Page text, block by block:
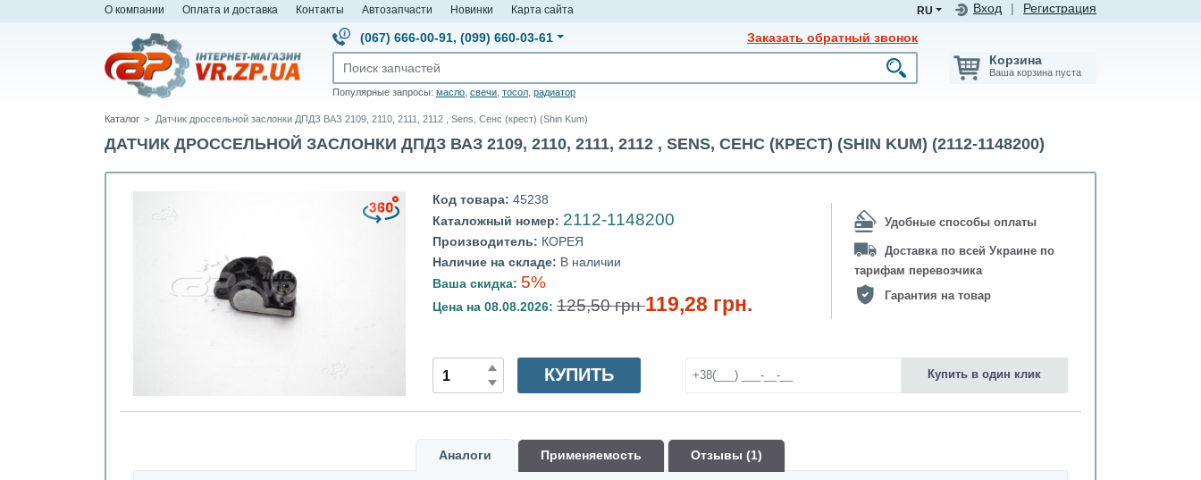
О компании Оплата и доставка Контакты Автозапчасти Новинки Карта сайта Вход Регистрация
RU
(067) 666-00-91, (099) 660-03-61 Заказать обратный звонок
Популярные запросы: масло свечи тосол радиатор
Корзина
Ваша корзина пуста
Каталог Датчик дроссельной заслонки ДПДЗ ВАЗ 2109, 2110, 2111, 2112 , Sens, Сенс (крест) (Shin Kum)
ДАТЧИК ДРОССЕЛЬНОЙ ЗАСЛОНКИ ДПДЗ ВАЗ 2109, 2110, 2111, 2112 , SENS, СЕНС (КРЕСТ) (SHIN KUM) (2112-1148200)
Код товара: 45238
Каталожный номер: 2112-1148200
Производитель: КОРЕЯ
Наличие на складе: В наличии
Ваша скидка: 5%
Цена на 08.08.2026: 125,50 грн119,28 грн.
Удобные способы оплаты
Доставка по всей Украине по
тарифам перевозчика
Гарантия на товар
КУПИТЬ Купить в один клик
Аналоги Применяемость Oтзывы (1)